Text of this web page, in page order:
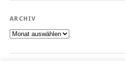
ARCHIV
Archiv